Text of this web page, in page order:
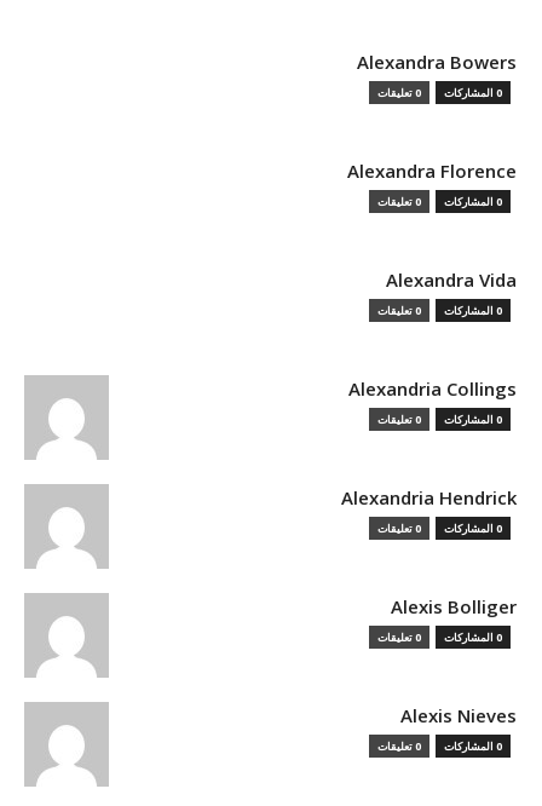
Alexandra Bowers
0 المشاركات 0 تعليقات
Alexandra Florence
0 المشاركات 0 تعليقات
Alexandra Vida
0 المشاركات 0 تعليقات
Alexandria Collings
0 المشاركات 0 تعليقات
Alexandria Hendrick
0 المشاركات 0 تعليقات
Alexis Bolliger
0 المشاركات 0 تعليقات
Alexis Nieves
0 المشاركات 0 تعليقات